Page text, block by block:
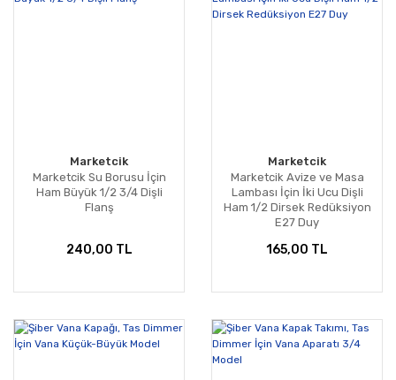
Marketcik
Marketcik Su Borusu İçin
Ham Büyük 1/2 3/4 Dişli
Flanş
240,00 TL
Marketcik
Marketcik Avize ve Masa
Lambası İçin İki Ucu Dişli
Ham 1/2 Dirsek Redüksiyon
E27 Duy
165,00 TL